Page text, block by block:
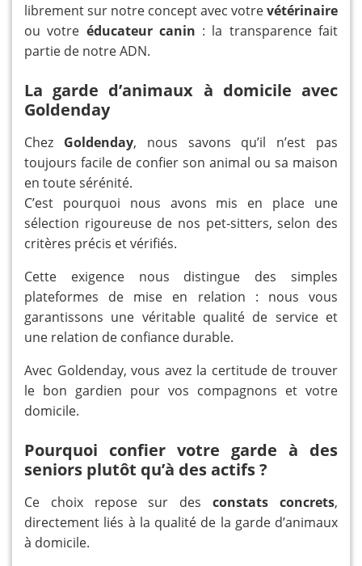
librement sur notre concept avec votrevétérinaire
ou votre éducateur canin : la transparence fait
partie de notre ADN.
La garde d’animaux à domicile avec
Goldenday
Chez Goldenday, nous savons qu’il n’est pas
toujours facile de confier son animal ou sa maison
en toute sérénité.
C’est pourquoi nous avons mis en place une
sélection rigoureuse de nos pet-sitters, selon des
critères précis et vérifiés.
Cette exigence nous distingue des simples
plateformes de mise en relation : nous vous
garantissons une véritable qualité de service et
une relation de confiance durable.
Avec Goldenday, vous avez la certitude de trouver
le bon gardien pour vos compagnons et votre
domicile.
Pourquoi confier votre garde à des
seniors plutôt qu’à des actifs ?
Ce choix repose sur desconstats concrets,
directement liés à la qualité de la garde d’animaux
à domicile.